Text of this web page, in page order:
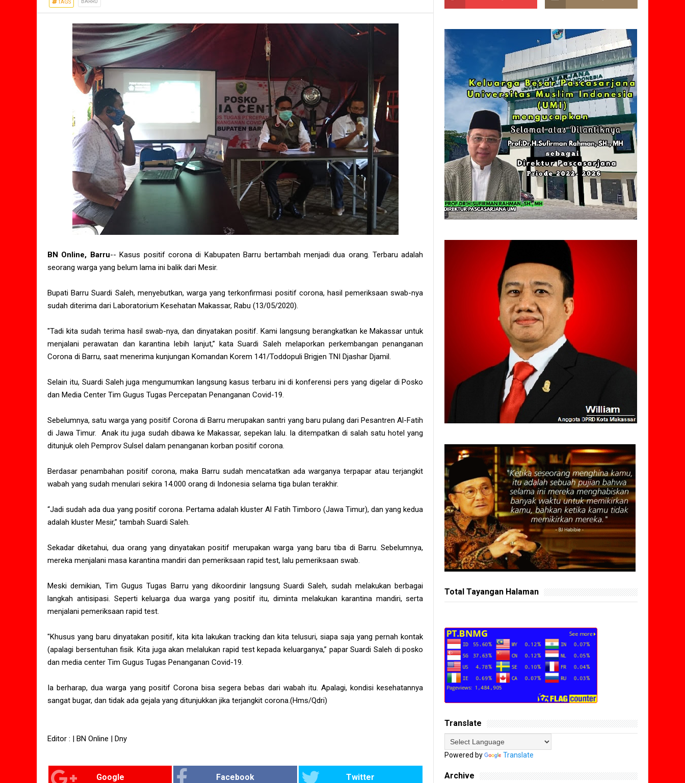
TAGS BARRU
BN Online, Barru-- Kasus positif corona di Kabupaten Barru bertambah menjadi dua orang. Terbaru adalah
seorang warga yang belum lama ini balik dari Mesir.
Bupati Barru Suardi Saleh, menyebutkan, warga yang terkonfirmasi positif corona, hasil pemeriksaan swab-nya
sudah diterima dari Laboratorium Kesehatan Makassar, Rabu (13/05/2020).
"Tadi kita sudah terima hasil swab-nya, dan dinyatakan positif. Kami langsung berangkatkan ke Makassar untuk
menjalani perawatan dan karantina lebih lanjut,” kata Suardi Saleh melaporkan perkembangan penanganan
Corona di Barru, saat menerima kunjungan Komandan Korem 141/Toddopuli Brigjen TNI Djashar Djamil.
Selain itu, Suardi Saleh juga mengumumkan langsung kasus terbaru ini di konferensi pers yang digelar di Posko
dan Media Center Tim Gugus Tugas Percepatan Penanganan Covid-19.
Sebelumnya, satu warga yang positif Corona di Barru merupakan santri yang baru pulang dari Pesantren Al-Fatih
di Jawa Timur. Anak itu juga sudah dibawa ke Makassar, sepekan lalu. Ia ditempatkan di salah satu hotel yang
ditunjuk oleh Pemprov Sulsel dalam penanganan korban positif corona.
Berdasar penambahan positif corona, maka Barru sudah mencatatkan ada warganya terpapar atau terjangkit
wabah yang sudah menulari sekira 14.000 orang di Indonesia selama tiga bulan terakhir.
“Jadi sudah ada dua yang positif corona. Pertama adalah kluster Al Fatih Timboro (Jawa Timur), dan yang kedua
adalah kluster Mesir,” tambah Suardi Saleh.
Sekadar diketahui, dua orang yang dinyatakan positif merupakan warga yang baru tiba di Barru. Sebelumnya,
mereka menjalani masa karantina mandiri dan pemeriksaan rapid test, lalu pemeriksaan swab.
Meski demikian, Tim Gugus Tugas Barru yang dikoordinir langsung Suardi Saleh, sudah melakukan berbagai
langkah antisipasi. Seperti keluarga dua warga yang positif itu, diminta melakukan karantina mandiri, serta
menjalani pemeriksaan rapid test.
"Khusus yang baru dinyatakan positif, kita kita lakukan tracking dan kita telusuri, siapa saja yang pernah kontak
(apalagi bersentuhan fisik. Kita juga akan melalukan rapid test kepada keluarganya,” papar Suardi Saleh di posko
dan media center Tim Gugus Tugas Penanganan Covid-19.
Ia berharap, dua warga yang positif Corona bisa segera bebas dari wabah itu. Apalagi, kondisi kesehatannya
sangat bugar, dan tidak ada gejala yang ditunjukkan jika terjangkit corona.(Hms/Qdri)
Editor : | BN Online | Dny
Google Facebook Twitter
Total Tayangan Halaman
Translate
Powered by Translate
Archive